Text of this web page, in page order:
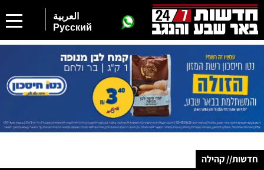
العربية
Русский
חדשות// קהילה